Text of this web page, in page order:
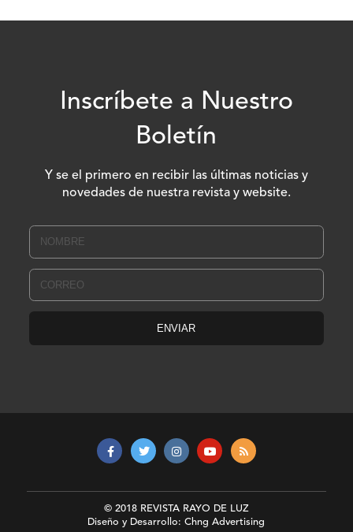
Inscríbete a Nuestro
Boletín
Y se el primero en recibir las últimas noticias y
novedades de nuestra revista y website.
© 2018 REVISTA RAYO DE LUZ
Diseño y Desarrollo: Chng Advertising